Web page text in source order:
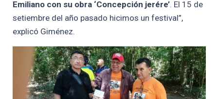
Emiliano con su obra ‘Concepción jerére’. El 15 de
setiembre del año pasado hicimos un festival”,
explicó Giménez.